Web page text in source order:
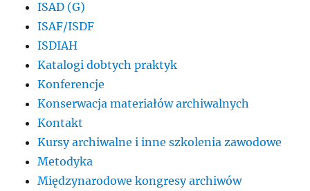
ISAD (G)
ISAF/ISDF
ISDIAH
Katalogi dobtych praktyk
Konferencje
Konserwacja materiałów archiwalnych
Kontakt
Kursy archiwalne i inne szkolenia zawodowe
Metodyka
Międzynarodowe kongresy archiwów